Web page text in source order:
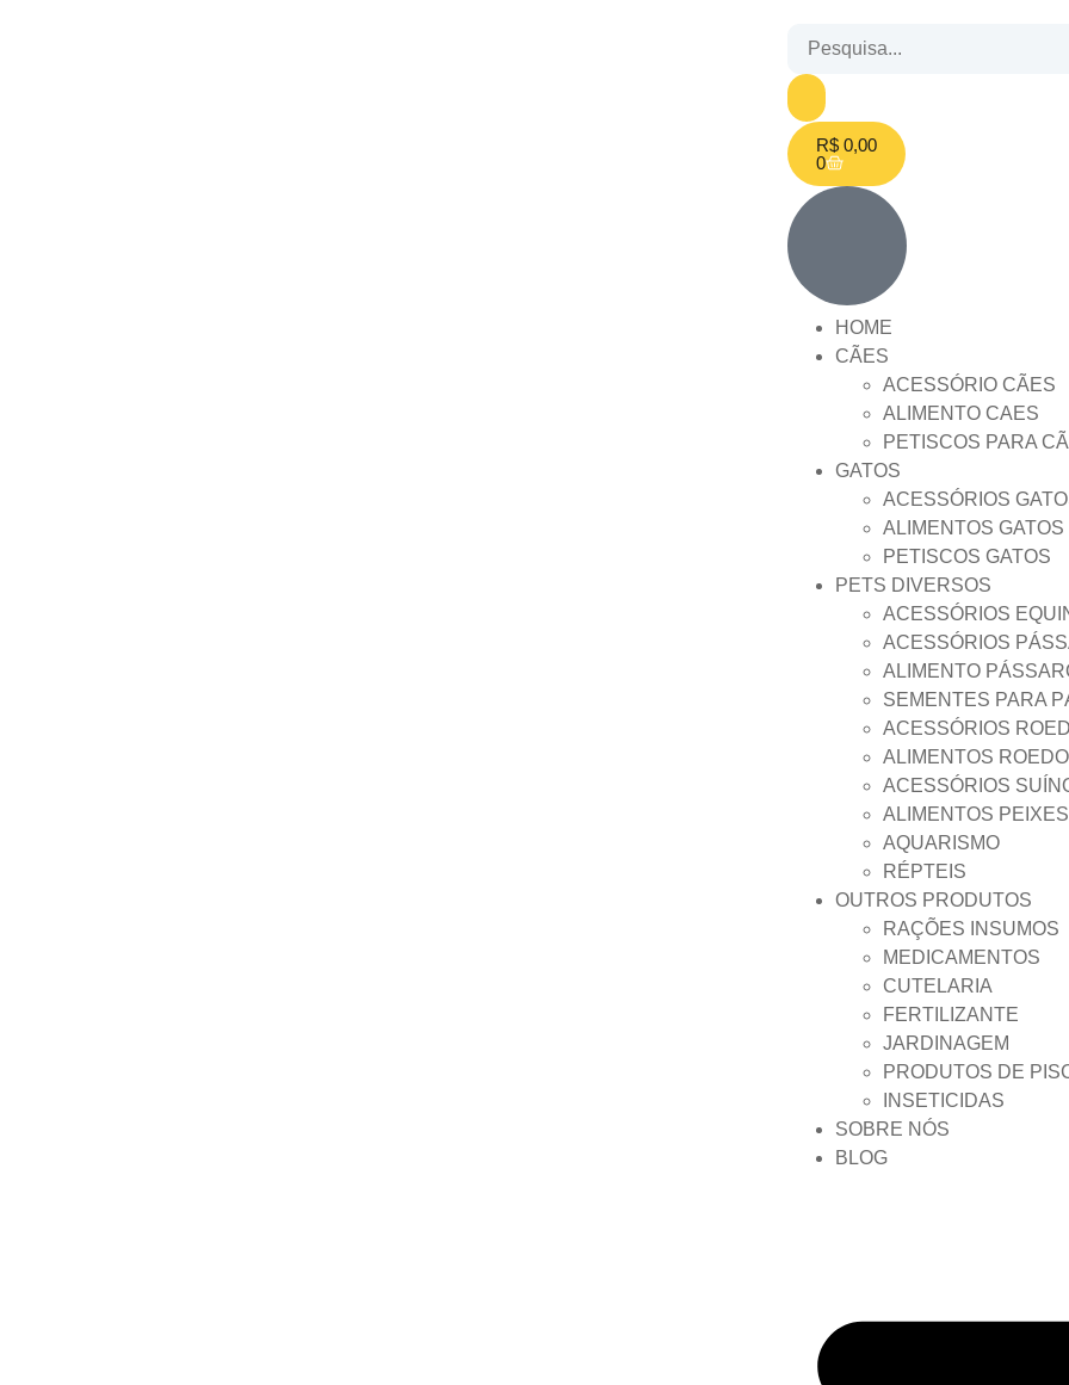
R$ 0,00
0
HOME
CÃES
ACESSÓRIO CÃES
ALIMENTO CAES
PETISCOS PARA
GATOS
ACESSÓRIOS
ALIMENTOS GATOS
PETISCOS GATOS
PETS DIVERSOS
ACESSÓRIOS
ACESSÓRIOS
ALIMENTO
SEMENTES PARA
ACESSÓRIOS
ALIMENTOS
ACESSÓRIOS
ALIMENTOS PEIXES
AQUARISMO
RÉPTEIS
OUTROS PRODUTOS
RAÇÕES INSUMOS
MEDICAMENTOS
CUTELARIA
FERTILIZANTE
JARDINAGEM
PRODUTOS DE
INSETICIDAS
SOBRE NÓS
BLOG